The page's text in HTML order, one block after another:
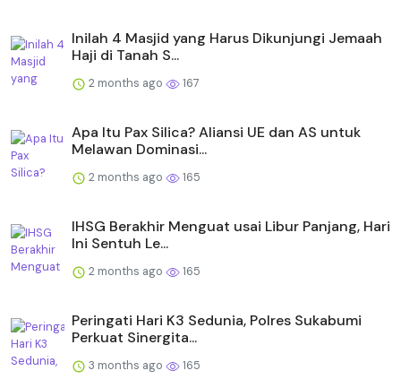
Inilah 4 Masjid yang Harus Dikunjungi Jemaah
Haji di Tanah S...
2 months ago 167
Apa Itu Pax Silica? Aliansi UE dan AS untuk
Melawan Dominasi...
2 months ago 165
IHSG Berakhir Menguat usai Libur Panjang, Hari
Ini Sentuh Le...
2 months ago 165
Peringati Hari K3 Sedunia, Polres Sukabumi
Perkuat Sinergita...
3 months ago 165